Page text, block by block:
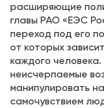
расширяющие
главы РАО «ЕЭС
переход под его
от которых
каждого
неисчерпаемые
манипулировать
самочувствием